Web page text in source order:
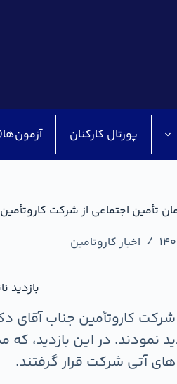
پورتال کارکنان
تأمین اجتماعی از شرکت کاروتأمین
اخبار کاروتامین
بازدید
کاروتأمین جناب
نمودند. در این بازدید،
آتی شرکت قرار گرفتند.